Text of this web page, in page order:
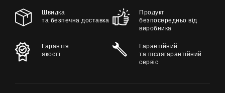
Швидка
та безпечна доставка
Продукт
безпосередньо від
виробника
Гарантія
якості
Гарантійний
та післягарантійний
сервіс